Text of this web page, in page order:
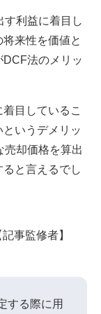
利益に着目し
来性を価値と
DCF法のメリッ
目しているこ
いうデメリッ
売却価格を算出
と言えるでし
事監修者】
する際に用